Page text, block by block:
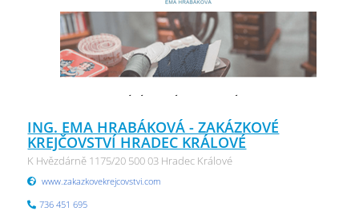
ING. EMA HRABÁKOVÁ - ZAKÁZKOVÉ
KREJČOVSTVÍ HRADEC KRÁLOVÉ
K Hvězdárně 1175/20 500 03 Hradec Králové
www.zakazkovekrejcovstvi.com
736 451 695